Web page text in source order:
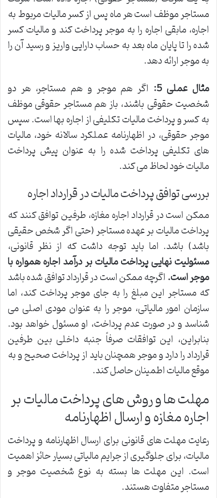
مستاجر موظف است هر ماه پس از کسر مالیات مربوط به
اجاره، مابقی اجاره را به موجر پرداخت کند و مالیات کسر
شده را تا پایان ماه بعد به حساب دارایی واریز و رسید آن را
به موجر ارائه دهد.
مثال عملی 5:
اگر هم موجر و هم مستاجر، هر دو
شخصیت حقوقی باشند، باز هم مستاجر حقوقی موظف
به کسر و پرداخت مالیات تکلیفی از اجاره بها است. سپس
موجر حقوقی، در اظهارنامه عملکرد سالانه خود، مالیات
های تکلیفی پرداخت شده را به عنوان پیش پرداخت
مالیات خود لحاظ می کند.
بررسی توافق پرداخت مالیات در قرارداد اجاره
ممکن است در قرارداد اجاره مغازه، طرفین توافق کنند که
پرداخت مالیات بر عهده مستاجر (حتی اگر شخص حقیقی
باشد) باشد. اما باید توجه داشت که از نظر قانونی،
مسئولیت نهایی پرداخت مالیات بر درآمد اجاره همواره با
موجر است.اگرچه ممکن است در قرارداد توافق شده باشد
که مستاجر این مبلغ را به جای موجر پرداخت کند، اما
سازمان امور مالیاتی، موجر را به عنوان مودی اصلی می
شناسد و در صورت عدم پرداخت، او مسئول خواهد بود.
بنابراین، این توافقات صرفاً جنبه داخلی بین طرفین
قرارداد را دارد و موجر همچنان باید از پرداخت صحیح و به
موقع مالیات اطمینان حاصل کند.
مهلت ها و روش های پرداخت مالیات بر
اجاره مغازه و ارسال اظهارنامه
رعایت مهلت های قانونی برای ارسال اظهارنامه و پرداخت
مالیات، برای جلوگیری از جرایم مالیاتی بسیار حائز اهمیت
است. این مهلت ها بسته به نوع شخصیت موجر و
مستاجر متفاوت هستند.